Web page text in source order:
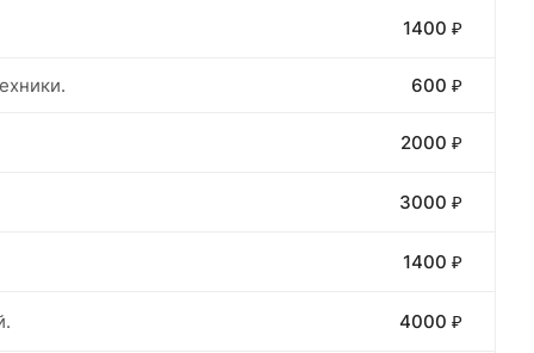
1400 ₽
600 ₽
2000 ₽
3000 ₽
1400 ₽
4000 ₽